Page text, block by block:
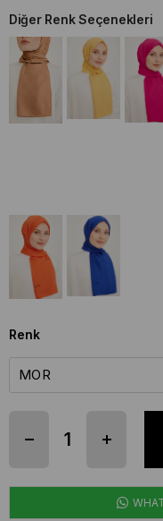
Diğer Renk Seçenekleri
Renk